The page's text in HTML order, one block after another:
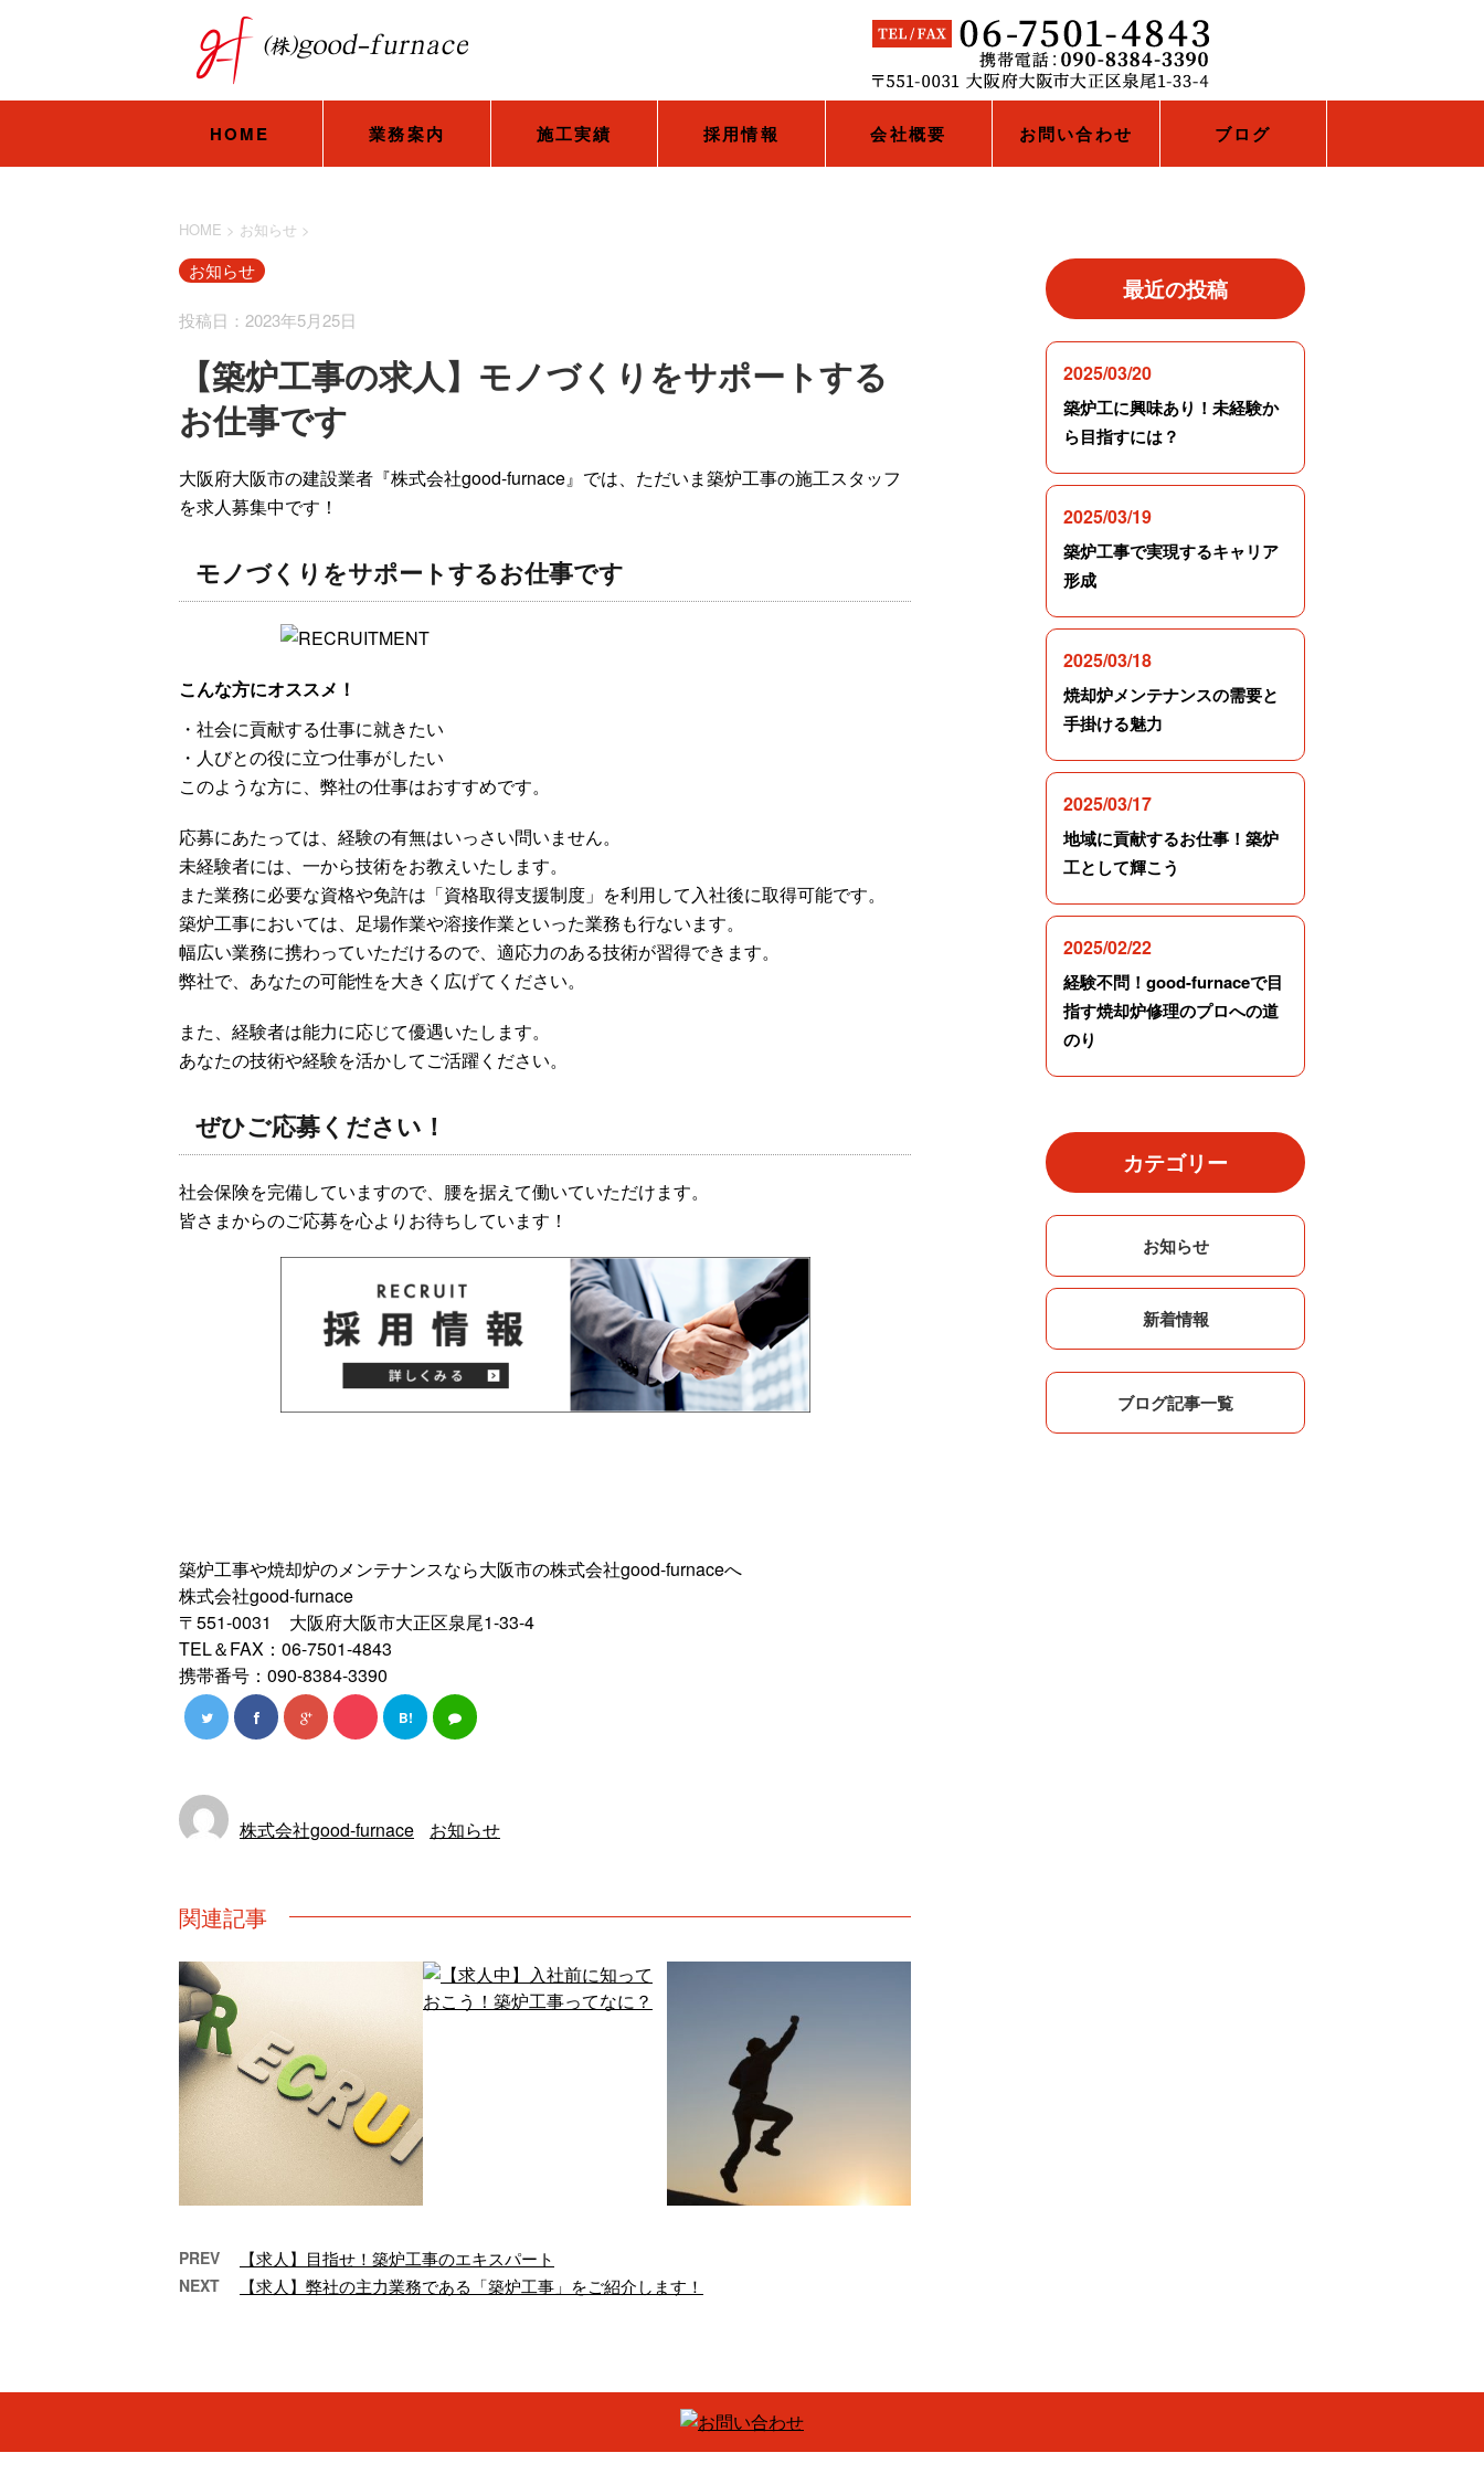
HOME 業務案内 施工実績 採用情報 会社概要 お問い合わせ ブログ
HOME > お知らせ >
お知らせ
投稿日：2023年5月25日
【築炉工事の求人】モノづくりをサポートする
お仕事です
大阪府大阪市の建設業者『株式会社good-furnace』では、ただいま築炉工事の施工スタッフ
を求人募集中です！
モノづくりをサポートするお仕事です
こんな方にオススメ！
・社会に貢献する仕事に就きたい
・人びとの役に立つ仕事がしたい
このような方に、弊社の仕事はおすすめです。
応募にあたっては、経験の有無はいっさい問いません。
未経験者には、一から技術をお教えいたします。
また業務に必要な資格や免許は「資格取得支援制度」を利用して入社後に取得可能です。
築炉工事においては、足場作業や溶接作業といった業務も行ないます。
幅広い業務に携わっていただけるので、適応力のある技術が習得できます。
弊社で、あなたの可能性を大きく広げてください。
また、経験者は能力に応じて優遇いたします。
あなたの技術や経験を活かしてご活躍ください。
ぜひご応募ください！
社会保険を完備していますので、腰を据えて働いていただけます。
皆さまからのご応募を心よりお待ちしています！
築炉工事や焼却炉のメンテナンスなら大阪市の株式会社good-furnaceへ
株式会社good-furnace
〒551-0031 大阪府大阪市大正区泉尾1-33-4
TEL＆FAX：06-7501-4843
携帯番号：090-8384-3390
B!
株式会社good-furnace お知らせ
関連記事
炉工事の分野で多くの
は、焼却 …
「火を使うから危険そ
とお考えの方が多いの
は、大阪府大阪市を拠
点に築炉工事を行なっ
ている企業です。 ただ
いま弊 …
PREV 【求人】目指せ！築炉工事のエキスパート
NEXT 【求人】弊社の主力業務である「築炉工事」をご紹介します！
最近の投稿
2025/03/20
築炉工に興味あり！未経験か
ら目指すには？
2025/03/19
築炉工事で実現するキャリア
形成
2025/03/18
焼却炉メンテナンスの需要と
手掛ける魅力
2025/03/17
地域に貢献するお仕事！築炉
工として輝こう
2025/02/22
経験不問！good-furnaceで目
指す焼却炉修理のプロへの道
のり
カテゴリー
お知らせ
新着情報
ブログ記事一覧